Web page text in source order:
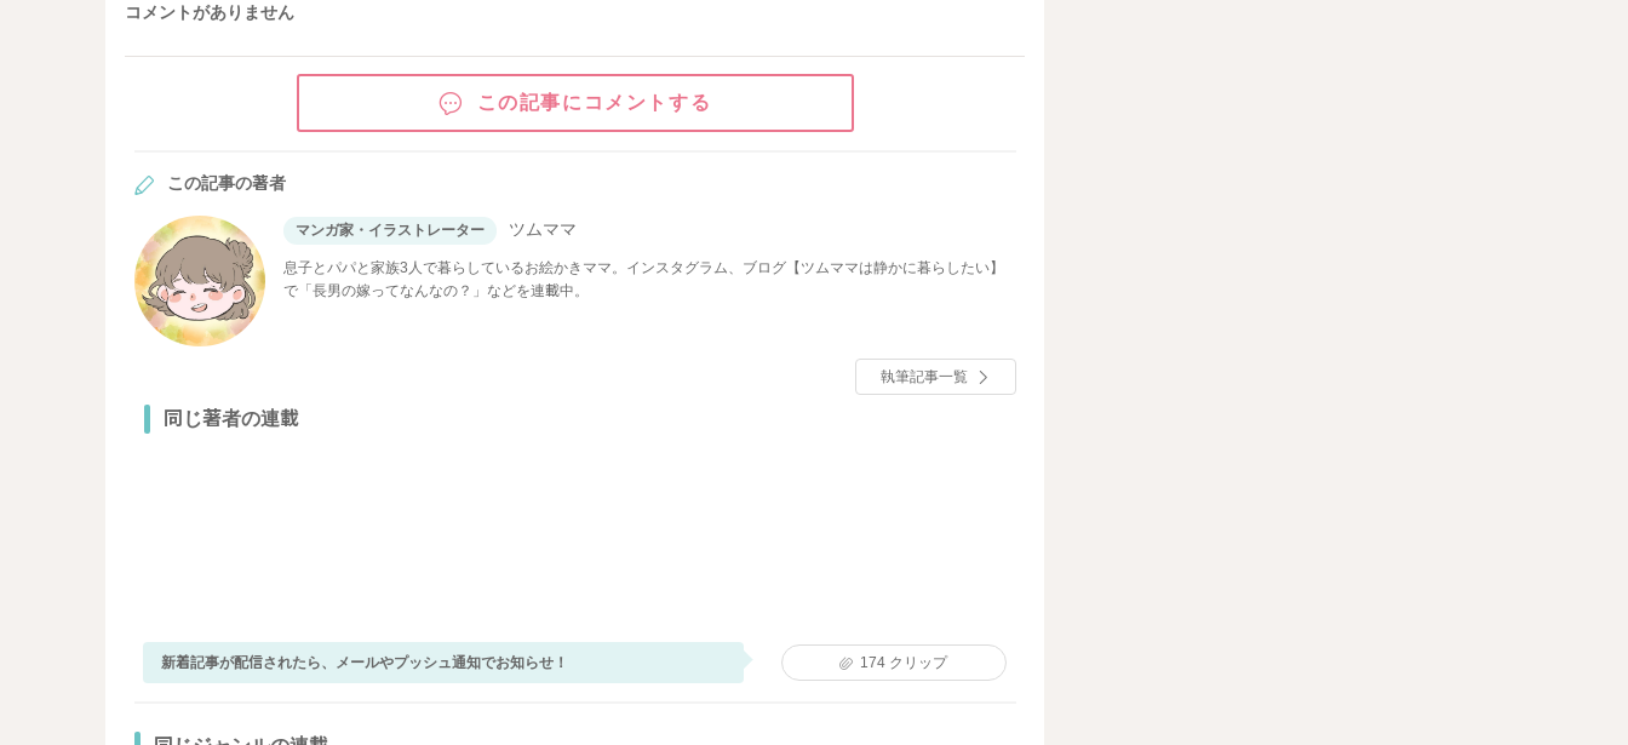
コメントがありません
この記事にコメントする
この記事の著者
マンガ家・イラストレーター ツムママ
息子とパパと家族3人で暮らしているお絵かきママ。インスタグラム、ブログ【ツムママは静かに暮らしたい】
で「長男の嫁ってなんなの？」などを連載中。
執筆記事一覧
同じ著者の連載
新着記事が配信されたら、メールやプッシュ通知でお知らせ！ 174 クリップ